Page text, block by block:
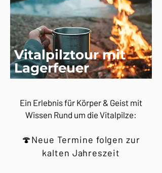
Vitalpilztour mit
Lagerfeuer
Ein Erlebnis für Körper & Geist mit
Wissen Rund um die Vitalpilze:
🍄Neue Termine folgen zur
kalten Jahreszeit